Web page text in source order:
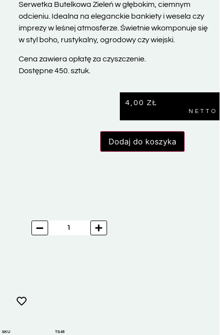
Serwetka Butelkowa Zieleń w głębokim, ciemnym
odcieniu. Idealna na eleganckie bankiety i wesela czy
imprezy w leśnej atmosferze. Świetnie wkomponuje się
w styl boho, rustykalny, ogrodowy czy wiejski.
Cena zawiera opłatę za czyszczenie.
Dostępne 450. sztuk.
4,00 ZŁ
NETTO
Dodaj do koszyka
SKU TS45